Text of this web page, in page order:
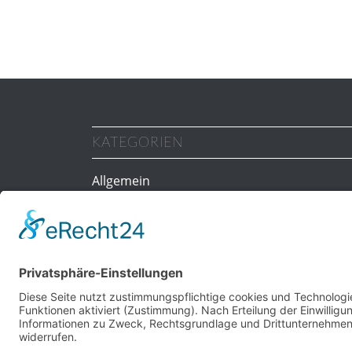
KATEGORIEN
Allgemein
Personal
Ratgeber
Uncategorized
Vertragsfragen